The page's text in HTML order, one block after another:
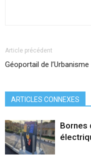
Article précédent
Géoportail de l’Urbanisme
ARTICLES CONNEXES
Bornes